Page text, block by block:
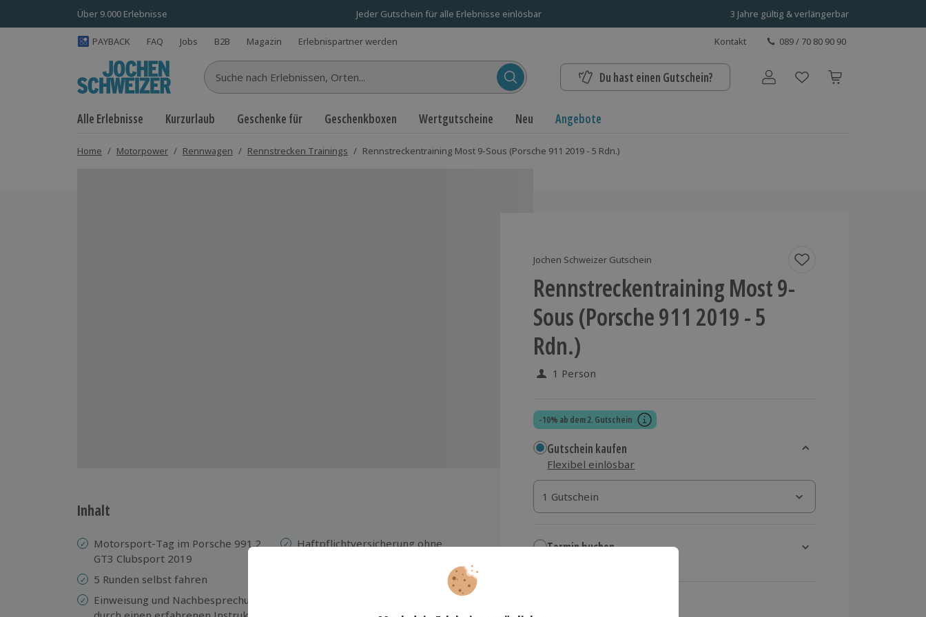
Über 9.000 Erlebnisse Jeder Gutschein für alle Erlebnisse einlösbar 3 Jahre gültig & verlängerbar
PAYBACK FAQ Jobs B2B Magazin Erlebnispartner werden Kontakt 089 / 70 80 90 90
Suche nach Erlebnissen... Du hast einen Gutschein? Benutzerkonto
Alle Erlebnisse Kurzurlaub Geschenke für Geschenkboxen Wertgutscheine Neu Angebote
Home / Motorpower / Rennwagen / Rennstrecken Trainings / Rennstreckentraining Most 9-Sous (Porsche 911 2019 - 5 Rdn.)
Jochen Schweizer Gutschein
Rennstreckentraining Most 9-
Sous (Porsche 911 2019 - 5
Rdn.)
1 Person
-10% ab dem 2. Gutschein
Gutschein kaufen
Flexibel einlösbar
1 Gutschein
1 Gutschein
1 Gutschein
Termin buchen
Inhalt
Motorsport-Tag im Porsche 991.2
GT3 Clubsport 2019
5 Runden selbst fahren
Einweisung und Nachbesprechung
Haftpflichtversicherung ohne